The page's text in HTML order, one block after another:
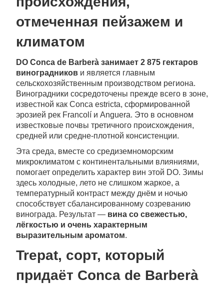
отмеченная пейзажем и
климатом
DO Conca de Barberà занимает 2 875 гектаров
виноградников и является главным
сельскохозяйственным производством региона.
Виноградники сосредоточены прежде всего в зоне,
известной как Conca estricta, сформированной
эрозией рек Francolí и Anguera. Это в основном
известковые почвы третичного происхождения,
средней или средне-плотной консистенции.
Эта среда, вместе со средиземноморским
микроклиматом с континентальными влияниями,
помогает определить характер вин этой DO. Зимы
здесь холодные, лето не слишком жаркое, а
температурный контраст между днём и ночью
способствует сбалансированному созреванию
винограда. Результат — вина со свежестью,
лёгкостью и очень характерным
выразительным ароматом.
Trepat, сорт, который
придаёт Conca de Barberà